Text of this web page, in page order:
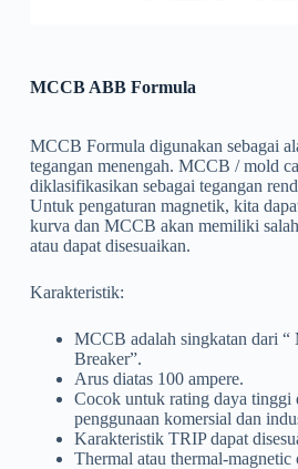
MCCB ABB Formula
MCCB Formula digunakan sebagai
tegangan menengah. MCCB / mold
diklasifikasikan sebagai tegangan
Untuk pengaturan magnetik, kita
kurva dan MCCB akan memiliki
atau dapat disesuaikan.
Karakteristik:
MCCB adalah singkatan dari “
Breaker”.
Arus diatas 100 ampere.
Cocok untuk rating daya tinggi
penggunaan komersial dan
Karakteristik TRIP dapat
Thermal atau thermal-magnetic